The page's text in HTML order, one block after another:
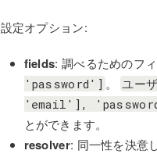
設定オプション:
fields: 調べるためのフ
'password'] 。 ユー
'email'],
とができます。
resolver: 同一性を決意